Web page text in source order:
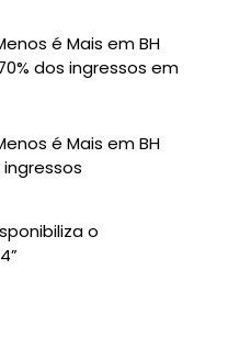
é Mais em BH
dos ingressos em
é Mais em BH
o